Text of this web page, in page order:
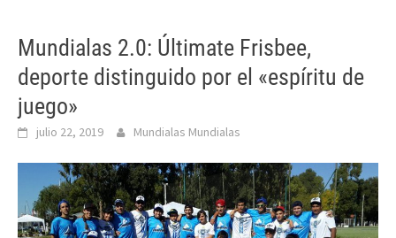
Mundialas 2.0: Últimate Frisbee,
deporte distinguido por el «espíritu de
juego»
julio 22, 2019 Mundialas Mundialas